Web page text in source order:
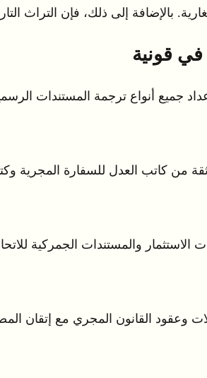
بالإضافة إلى ذلك، فإن التراث
في قونية
من كاتب العدل للسفارة المجرية
الاستثمار والمستندات الجمركية
وعقود القانون المجري مع إتقان